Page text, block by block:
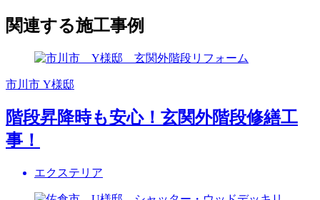
関連する施工事例
市川市 Y様邸
階段昇降時も安心！玄関外階段修繕工
事！
エクステリア